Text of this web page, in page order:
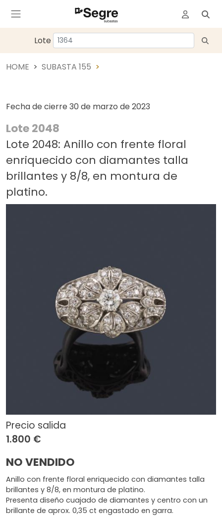
Lote
HOME SUBASTA 155
Fecha de cierre 30 de marzo de 2023
Lote 2048
Lote 2048: Anillo con frente floral
enriquecido con diamantes talla
brillantes y 8/8, en montura de
platino.
Precio salida
1.800 €
NO VENDIDO
Anillo con frente floral enriquecido con diamantes talla
brillantes y 8/8, en montura de platino.
Presenta diseño cuajado de diamantes y centro con un
brillante de aprox. 0,35 ct engastado en garra.